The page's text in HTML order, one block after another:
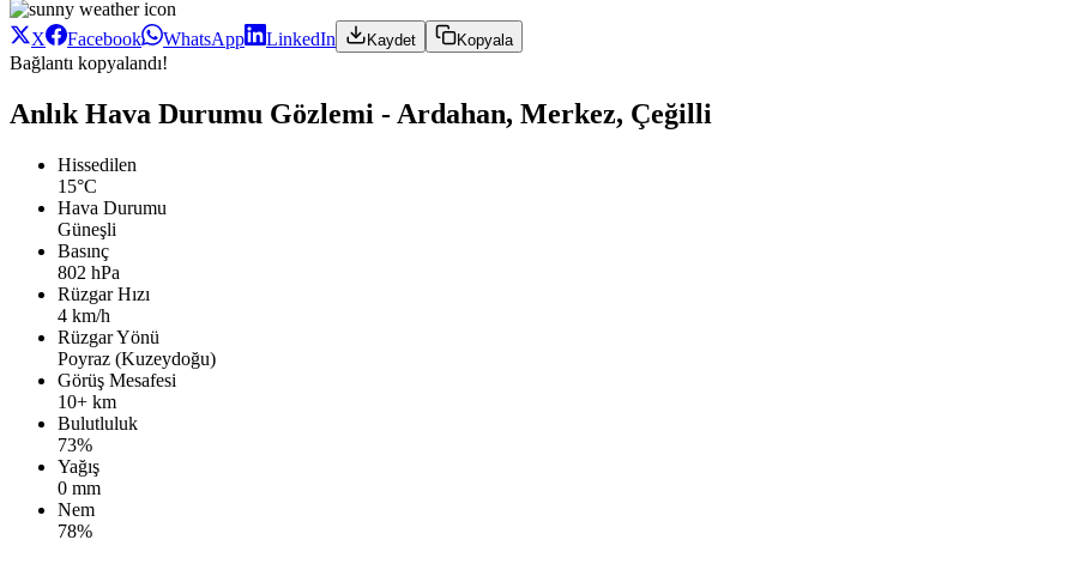
X Facebook WhatsApp LinkedIn Kaydet Kopyala
Bağlantı kopyalandı!
Anlık Hava Durumu Gözlemi - Ardahan, Merkez, Çeğilli
Hissedilen
15°C
Hava Durumu
Güneşli
Basınç
802 hPa
Rüzgar Hızı
4 km/h
Rüzgar Yönü
Poyraz (Kuzeydoğu)
Görüş Mesafesi
10+ km
Bulutluluk
73%
Yağış
0 mm
Nem
78%